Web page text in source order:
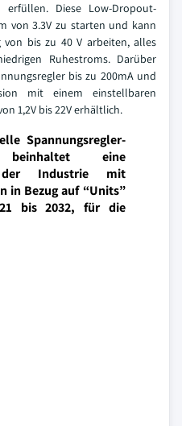
erfüllen. Diese Low-Dropout-
von 3.3V zu starten und kann
von bis zu 40 V arbeiten, alles
Ruhestroms. Darüber
bis zu 200mA und
mit einem einstellbaren
1,2V bis 22V erhältlich.
Spannungsregler-
beinhaltet eine
der Industrie mit
in Bezug auf “Units”
bis 2032, für die